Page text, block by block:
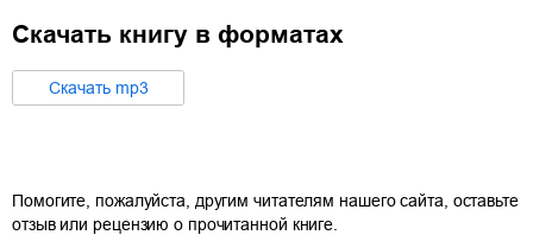
Скачать книгу в форматах
Cкачать mp3
Помогите, пожалуйста, другим читателям нашего сайта, оставьте
отзыв или рецензию о прочитанной книге.